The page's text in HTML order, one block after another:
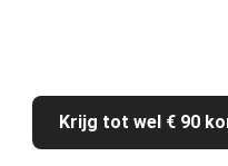
Krijg tot wel € 90